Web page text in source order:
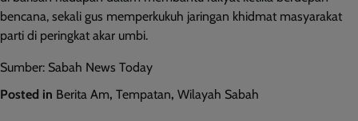
bencana, sekali gus memperkukuh jaringan khidmat masyarakat
parti di peringkat akar umbi.
Sumber: Sabah News Today
Posted in Berita Am, Tempatan, Wilayah Sabah